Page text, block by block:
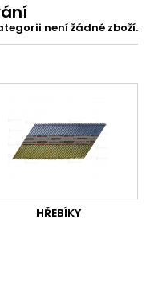
není žádné zboží.
HŘEBÍKY